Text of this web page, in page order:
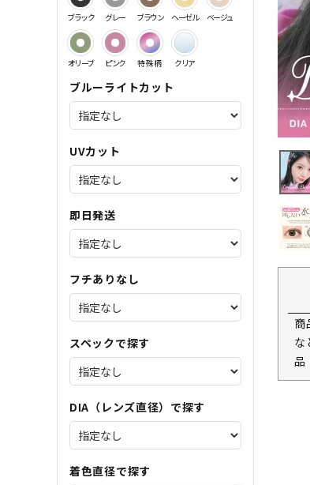
ブラック グレー ブラウン ヘーゼル ベージュ
オリーブ ピンク 特殊柄 クリア
ブルーライトカット
UVカット
即日発送
フチありなし
スペックで探す
DIA（レンズ直径）で探す
着色直径で探す
商
な
品